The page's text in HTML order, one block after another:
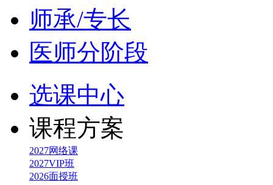
师承/专长
医师分阶段
选课中心
课程方案
2027网络课
2027VIP班
2026面授班